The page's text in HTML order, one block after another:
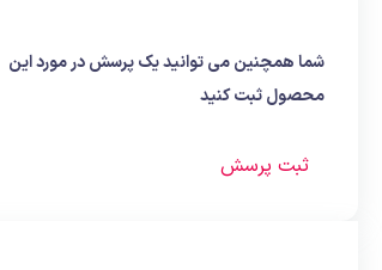
شما همچنین می توانید یک پرسش در مورد این
محصول ثبت کنید
ثبت پرسش